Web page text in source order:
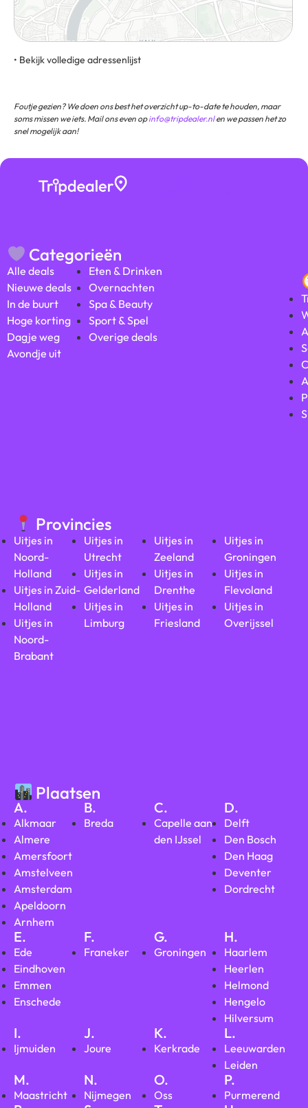
• Bekijk volledige adressenlijst
Foutje gezien? We doen ons best het overzicht up-to-date te houden, maar
soms missen we iets. Mail ons even opinfo@tripdealer.nlen we passen het zo
snel mogelijk aan!
Categorieën
Alle deals
Nieuwe deals
In de buurt
Hoge korting
Dagje weg
Avondje uit
Eten & Drinken
Overnachten
Spa & Beauty
Sport & Spel
Overige deals
Provincies
Uitjes in
Noord-
Holland
Uitjes in Zuid-
Holland
Uitjes in
Noord-
Brabant
Uitjes in
Utrecht
Uitjes in
Gelderland
Uitjes in
Limburg
Uitjes in
Zeeland
Uitjes in
Drenthe
Uitjes in
Friesland
Uitjes in
Groningen
Uitjes in
Flevoland
Uitjes in
Overijssel
Plaatsen
A.
Alkmaar
Almere
Amersfoort
Amstelveen
Amsterdam
Apeldoorn
Arnhem
B.
Breda
C.
Capelle aan
den IJssel
D.
Delft
Den Bosch
Den Haag
Deventer
Dordrecht
E.
Ede
Eindhoven
Emmen
Enschede
F.
Franeker
G.
Groningen
H.
Haarlem
Heerlen
Helmond
Hengelo
Hilversum
I.
Ijmuiden
J.
Joure
K.
Kerkrade
L.
Leeuwarden
Leiden
M.
Maastricht
N.
Nijmegen
O.
Oss
P.
Purmerend